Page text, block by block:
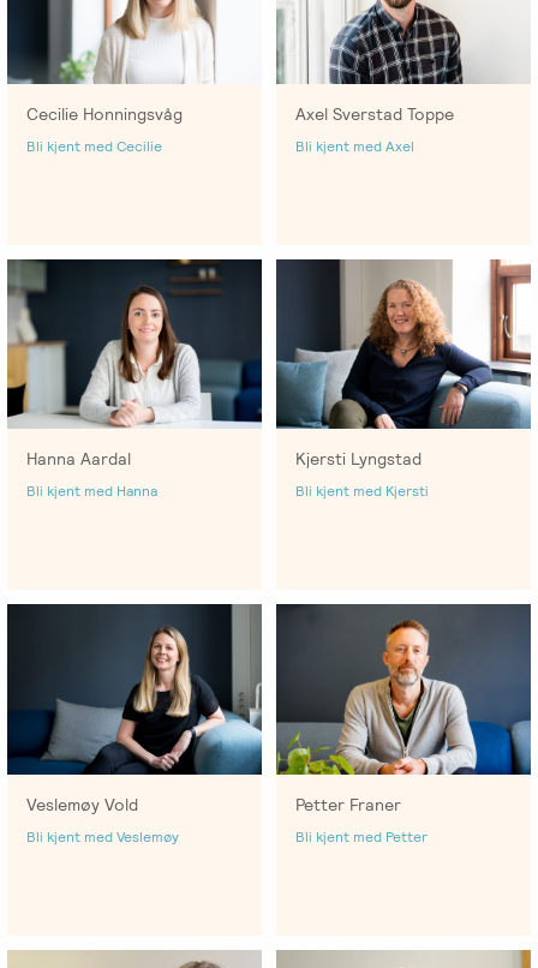
Emosjonsfokusert
foreldrekurs
Ofte
stilte
og
utdanning
kurslokale
–
Sentralt
Oslo
Spesialisering
Cecilie Honningsvåg
Bli kjent med Cecilie
Axel Sverstad Toppe
Bli kjent med Axel
Hanna Aardal
Bli kjent med Hanna
Kjersti Lyngstad
Bli kjent med Kjersti
Veslemøy Vold
Bli kjent med Veslemøy
Petter Franer
Bli kjent med Petter